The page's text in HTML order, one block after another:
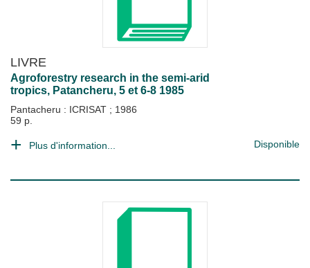
LIVRE
Agroforestry research in the semi-arid
tropics, Patancheru, 5 et 6-8 1985
Pantacheru : ICRISAT ; 1986
59 p.
Plus d'information... Disponible